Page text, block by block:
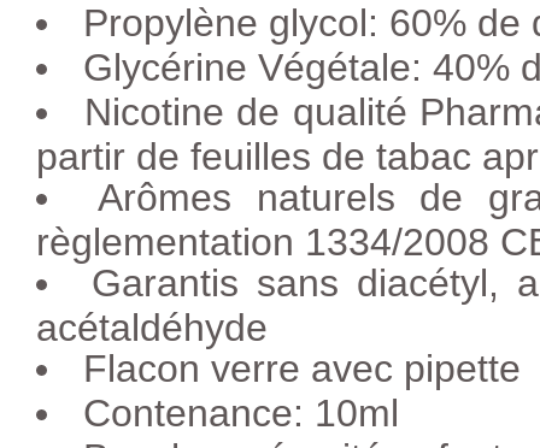
Propylène glycol: 60% de
Glycérine Végétale: 40%
Nicotine de qualité
partir de feuilles de tabac
Arômes naturels de
règlementation 1334/2008
Garantis sans diacétyl,
acétaldéhyde
Flacon verre avec pipette
Contenance: 10ml